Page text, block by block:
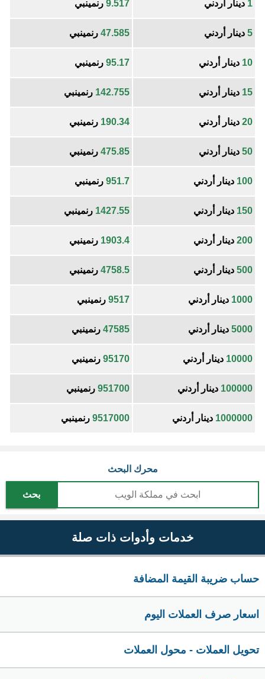
1 دينار أردني 9.517 رنمينبي
5 دينار أردني 47.585 رنمينبي
10 دينار أردني 95.17 رنمينبي
15 دينار أردني 142.755 رنمينبي
20 دينار أردني 190.34 رنمينبي
50 دينار أردني 475.85 رنمينبي
100 دينار أردني 951.7 رنمينبي
150 دينار أردني 1427.55 رنمينبي
200 دينار أردني 1903.4 رنمينبي
500 دينار أردني 4758.5 رنمينبي
1000 دينار أردني 9517 رنمينبي
5000 دينار أردني 47585 رنمينبي
10000 دينار أردني 95170 رنمينبي
100000 دينار أردني 951700 رنمينبي
1000000 دينار أردني 9517000 رنمينبي
محرك البحث
بحث
خدمات وأدوات ذات صلة
حساب ضريبة القيمة المضافة
اسعار صرف العملات اليوم
تحويل العملات - محول العملات